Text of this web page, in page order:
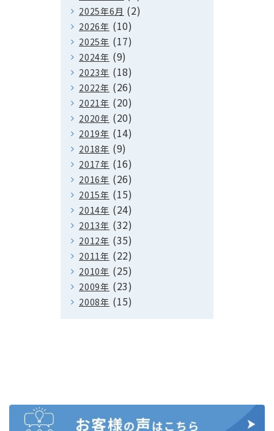
2025年6月 (2)
2026年 (10)
2025年 (17)
2024年 (9)
2023年 (18)
2022年 (26)
2021年 (20)
2020年 (20)
2019年 (14)
2018年 (9)
2017年 (16)
2016年 (26)
2015年 (15)
2014年 (24)
2013年 (32)
2012年 (35)
2011年 (22)
2010年 (25)
2009年 (23)
2008年 (15)